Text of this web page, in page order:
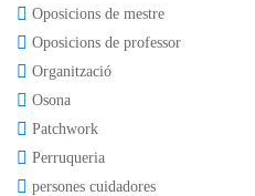
Oposicions de mestre
Oposicions de professor
Organització
Osona
Patchwork
Perruqueria
persones cuidadores